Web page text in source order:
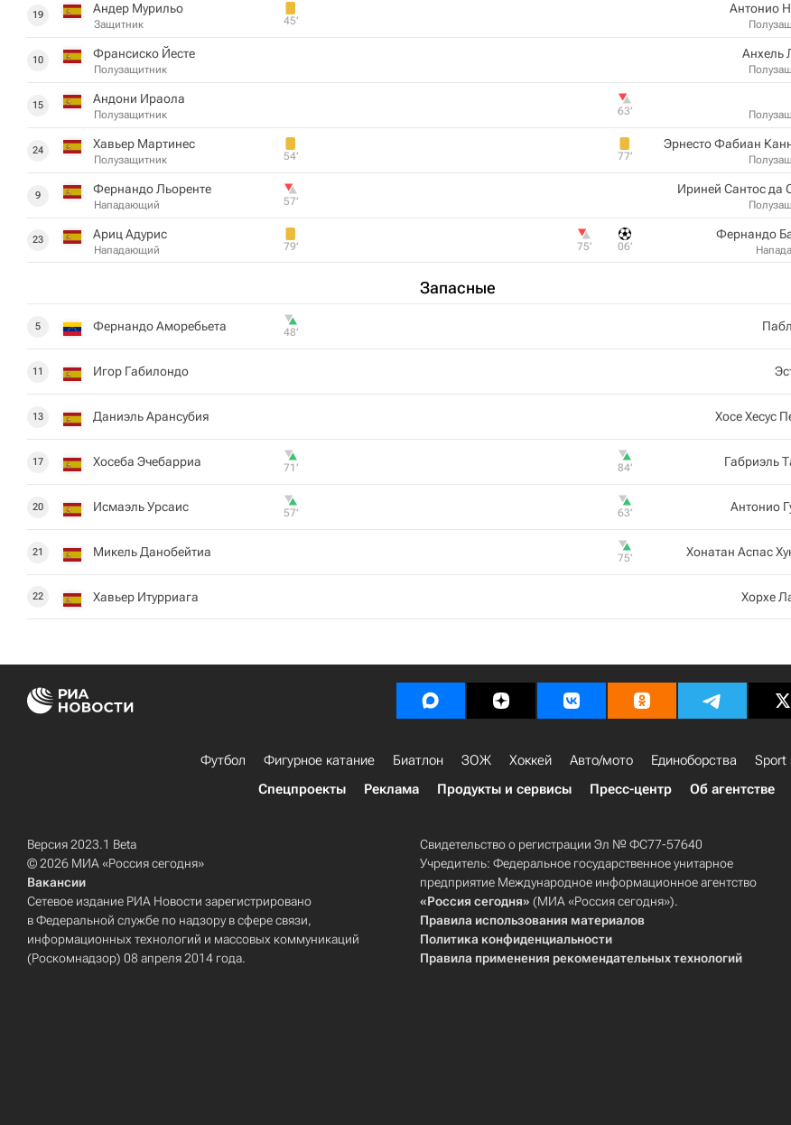
19 Андер Мурильо
Защитник 45‎’‎
10 Франсиско Йесте
Полузащитник
15 Андони Ираола
Полузащитник
24 Хавьер Мартинес
Полузащитник 54‎’‎
9 Фернандо Льоренте
Нападающий 57‎’‎
23 Ариц Адурис
Нападающий 79‎’‎
Запасные
5 Фернандо Аморебьета 48‎’‎
11 Игор Габилондо
13 Даниэль Арансубия
17 Хосеба Эчебарриа 71‎’‎
20 Исмаэль Урсаис 57‎’‎
21 Микель Данобейтиа
22 Хавьер Итурриага
Антонио
Анхель
63‎’‎
Эрнесто Фабиан
77‎’‎
Ириней Сантос да
Фернандо
06‎’‎
75‎’‎
Хосе Хесус
Габриэль
84‎’‎
Антонио
63‎’‎
Хонатан Аспас
75‎’‎
Хорхе
Футбол Фигурное катание Биатлон ЗОЖ Хоккей Авто/мото Единоборства Sport
Спецпроекты
Реклама Продукты и сервисы Пресс-центр Об агентстве
Версия 2023.1 Beta
© 2026 МИА «Россия сегодня»
Вакансии
Сетевое издание РИА Новости зарегистрировано
в Федеральной службе по надзору в сфере связи,
информационных технологий и массовых коммуникаций
(Роскомнадзор) 08 апреля 2014 года.
Свидетельство о регистрации Эл № ФС77-57640
Учредитель: Федеральное государственное унитарное
предприятие Международное информационное агентство
«Россия сегодня» (МИА «Россия сегодня»).
Правила использования материалов
Политика конфиденциальности
Правила применения рекомендательных технологий